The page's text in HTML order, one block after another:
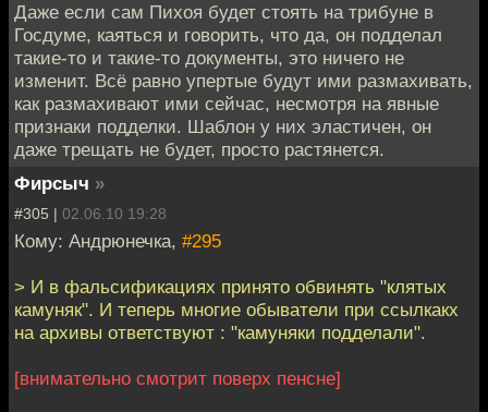
Даже если сам Пихоя будет стоять на трибуне в
Госдуме, каяться и говорить, что да, он подделал
такие-то и такие-то документы, это ничего не
изменит. Всё равно упертые будут ими размахивать,
как размахивают ими сейчас, несмотря на явные
признаки подделки. Шаблон у них эластичен, он
даже трещать не будет, просто растянется.
Фирсыч »
#305 | 02.06.10 19:28
Кому: Андрюнечка, #295
> И в фальсификациях принято обвинять "клятых
камуняк". И теперь многие обыватели при ссылкакх
на архивы ответствуют : "камуняки подделали".
[внимательно смотрит поверх пенсне]